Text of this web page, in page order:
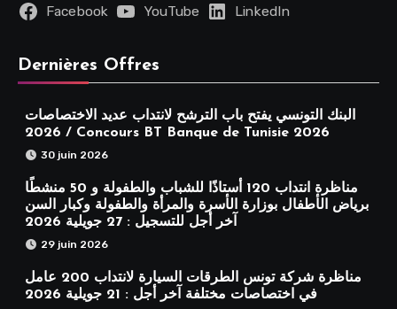
Facebook YouTube LinkedIn
Dernières Offres
البنك التونسي يفتح باب الترشح لانتداب عديد الاختصاصات
2026 / Concours BT Banque de Tunisie 2026
30 juin 2026
مناظرة انتداب 120 أستاذًا للشباب والطفولة و 50 منشطًا
برياض الأطفال بوزارة الأسرة والمرأة والطفولة وكبار السن
آخر أجل للتسجيل : 27 جويلية 2026
29 juin 2026
مناظرة شركة تونس الطرقات السيارة لانتداب 200 عامل
في اختصاصات مختلفة آخر أجل : 21 جويلية 2026